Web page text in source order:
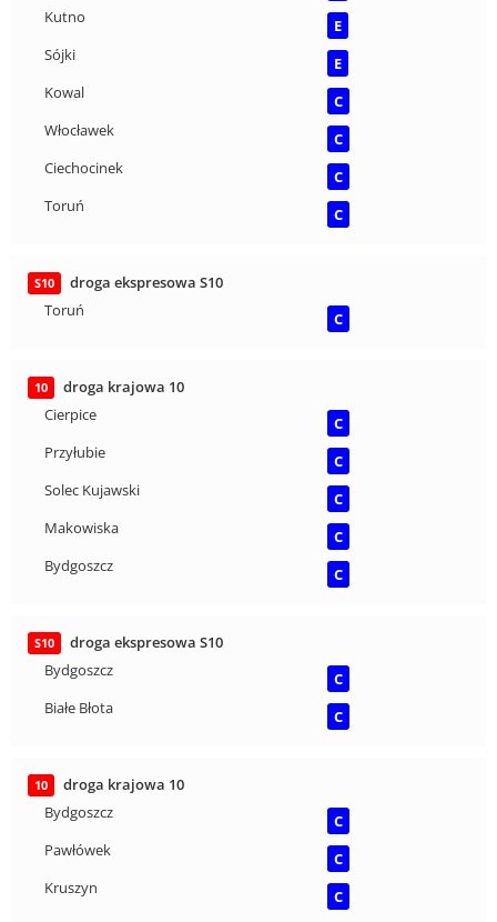
Kutno
E
Sójki
E
Kowal
C
Włocławek
C
Ciechocinek
C
Toruń
C
S10
droga ekspresowa S10
Toruń
C
10
droga krajowa 10
Cierpice
C
Przyłubie
C
Solec Kujawski
C
Makowiska
C
Bydgoszcz
C
S10
droga ekspresowa S10
Bydgoszcz
C
Białe Błota
C
10
droga krajowa 10
Bydgoszcz
C
Pawłówek
C
Kruszyn
C